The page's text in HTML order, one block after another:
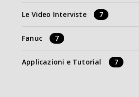
Le Video Interviste 7
Fanuc 7
Applicazioni e Tutorial 7